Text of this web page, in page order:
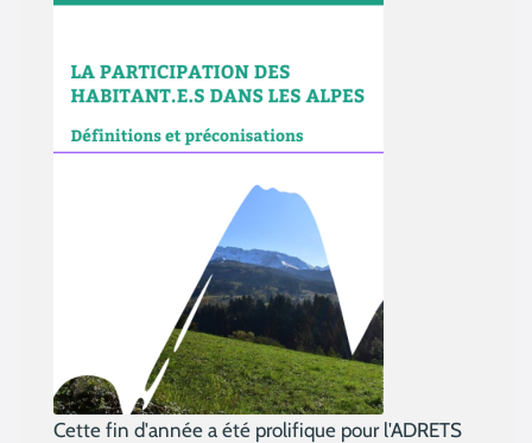
Cette fin d'année a été prolifique pour l'ADRETS